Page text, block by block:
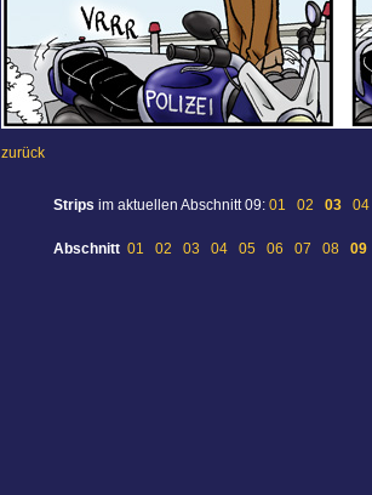
zurück
Strips im aktuellen Abschnitt 09: 01 02 03 04
Abschnitt 01 02 03 04 05 06 07 08 09